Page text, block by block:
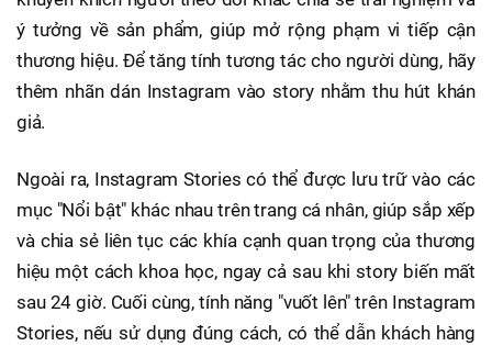
ý tưởng về sản phẩm, giúp mở rộng phạm vi tiếp cận
thương hiệu. Để tăng tính tương tác cho người dùng, hãy
thêm nhãn dán Instagram vào story nhằm thu hút khán
giả.
Ngoài ra, Instagram Stories có thể được lưu trữ vào các
mục "Nổi bật" khác nhau trên trang cá nhân, giúp sắp xếp
và chia sẻ liên tục các khía cạnh quan trọng của thương
hiệu một cách khoa học, ngay cả sau khi story biến mất
sau 24 giờ. Cuối cùng, tính năng "vuốt lên" trên Instagram
Stories, nếu sử dụng đúng cách, có thể dẫn khách hàng